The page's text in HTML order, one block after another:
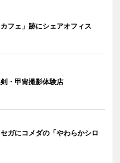
カフェ」跡にシェアオフィス
・甲冑撮影体験店
ガにコメダの「やわらかシロ